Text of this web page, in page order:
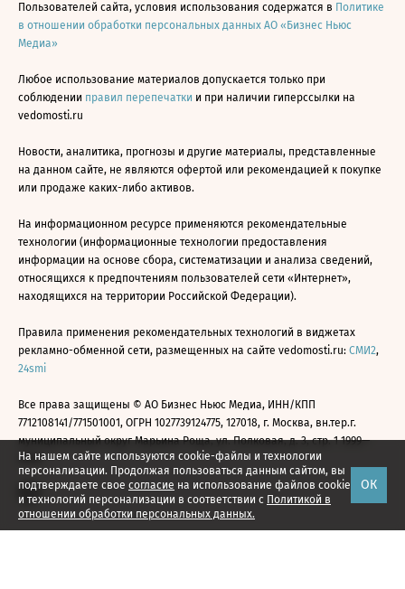
На нашем сайте используются cookie-файлы и технологии
персонализации. Продолжая пользоваться данным сайтом, вы
подтверждаете свое согласие на использование файлов cookie
и технологий персонализации в соответствии с Политикой в
отношении обработки персональных данных.
ОК
Пользователей сайта, условия использования содержатся в Политике
в отношении обработки персональных данных АО «Бизнес Ньюс
Медиа»
Любое использование материалов допускается только при
соблюдении правил перепечатки и при наличии гиперссылки на
vedomosti.ru
Новости, аналитика, прогнозы и другие материалы, представленные
на данном сайте, не являются офертой или рекомендацией к покупке
или продаже каких-либо активов.
На информационном ресурсе применяются рекомендательные
технологии (информационные технологии предоставления
информации на основе сбора, систематизации и анализа сведений,
относящихся к предпочтениям пользователей сети «Интернет»,
находящихся на территории Российской Федерации).
Правила применения рекомендательных технологий в виджетах
рекламно-обменной сети, размещенных на сайте vedomosti.ru: СМИ2,
24smi
Все права защищены © АО Бизнес Ньюс Медиа, ИНН/КПП
7712108141/771501001, ОГРН 1027739124775, 127018, г. Москва, вн.тер.г.
муниципальный округ Марьина Роща, ул. Полковая, д. 3, стр. 1 1999—
2026